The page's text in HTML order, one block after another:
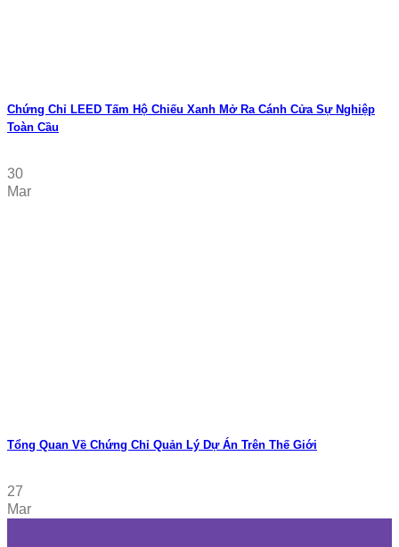
Chứng Chỉ LEED Tấm Hộ Chiếu Xanh Mở Ra Cánh Cửa Sự Nghiệp
Toàn Cầu
30
Mar
Tổng Quan Về Chứng Chỉ Quản Lý Dự Án Trên Thế Giới
27
Mar